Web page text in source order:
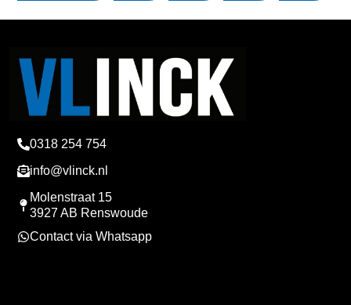
0318 254 754
info@vlinck.nl
Molenstraat 15
3927 AB Renswoude
Contact via Whatsapp